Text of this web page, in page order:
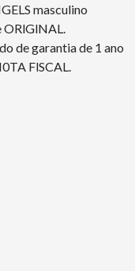
masculino
ORlGlNAL.
de garantia de 1 ano
FlSCAL.